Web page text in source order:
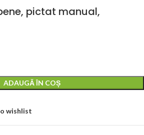
pictat manual,
ADAUGĂ ÎN COȘ
wishlist